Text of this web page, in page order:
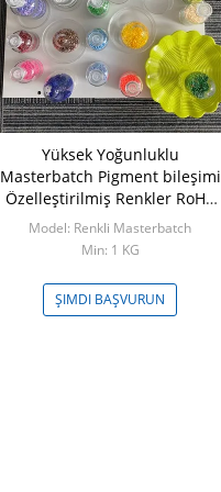
Yüksek Yoğunluklu
Masterbatch Pigment bileşimi
Özelleştirilmiş Renkler RoHS
ISO
Model: Renkli Masterbatch
Min: 1 KG
ŞIMDI BAŞVURUN